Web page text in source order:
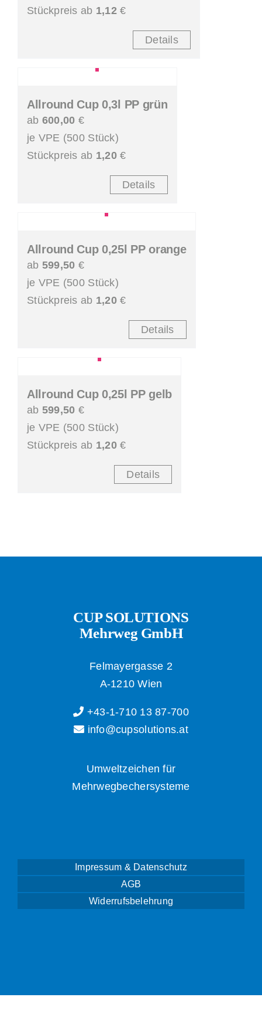
Stückpreis ab 1,12€
Details
Allround Cup 0,3l PP grün
ab 600,00 €
je VPE (500 Stück)
Stückpreis ab 1,20€
Details
Allround Cup 0,25l PP orange
ab 599,50 €
je VPE (500 Stück)
Stückpreis ab 1,20€
Details
Allround Cup 0,25l PP gelb
ab 599,50 €
je VPE (500 Stück)
Stückpreis ab 1,20€
Details
CUP SOLUTIONS
Mehrweg GmbH
Felmayergasse 2
A-1210 Wien
+43-1-710 13 87-700
info@cupsolutions.at
Umweltzeichen für
Mehrwegbechersysteme
Impressum & Datenschutz
AGB
Widerrufsbelehrung